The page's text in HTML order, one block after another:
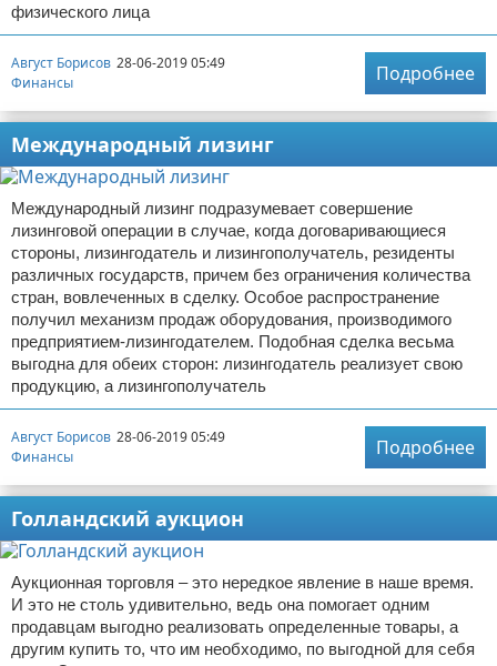
физического лица
Август Борисов 28-06-2019 05:49
Финансы
Подробнее
Международный лизинг
Международный лизинг подразумевает совершение
лизинговой операции в случае, когда договаривающиеся
стороны, лизингодатель и лизингополучатель, резиденты
различных государств, причем без ограничения количества
стран, вовлеченных в сделку. Особое распространение
получил механизм продаж оборудования, производимого
предприятием-лизингодателем. Подобная сделка весьма
выгодна для обеих сторон: лизингодатель реализует свою
продукцию, а лизингополучатель
Август Борисов 28-06-2019 05:49
Финансы
Подробнее
Голландский аукцион
Аукционная торговля – это нередкое явление в наше время.
И это не столь удивительно, ведь она помогает одним
продавцам выгодно реализовать определенные товары, а
другим купить то, что им необходимо, по выгодной для себя